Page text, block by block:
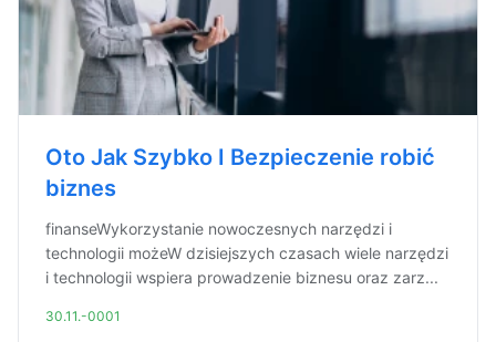
Oto Jak Szybko I Bezpieczenie robić
biznes
finanseWykorzystanie nowoczesnych narzędzi i
technologii możeW dzisiejszych czasach wiele narzędzi
i technologii wspiera prowadzenie biznesu oraz zarz...
30.11.-0001